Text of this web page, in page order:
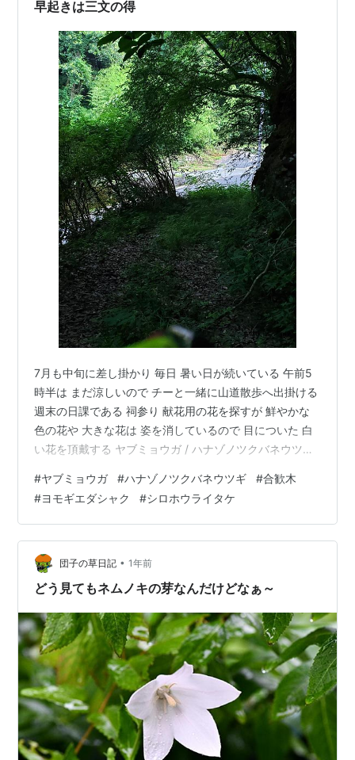
早起きは三文の得
7月も中旬に差し掛かり 毎日 暑い日が続いている 午前5
時半は まだ涼しいので チーと一緒に山道散歩へ出掛ける
週末の日課である 祠参り 献花用の花を探すが 鮮やかな
色の花や 大きな花は 姿を消しているので 目についた 白
い花を頂戴する ヤブミョウガ / ハナゾノツクバネウツギ
空中浮遊 合歓木の花 タネ明かしは 蜘蛛の糸？ 更に進む
と 今度は虫の空中浮遊 本当は薄緑色の幼虫 真っ直ぐ一
本の糸 タネ明かしは 此方の糸だろうか ヨモギエダシャ
クの幼虫のようだ 蜘蛛の糸は 時に幅広く 散り逝くもの
を 受け止める 深夜に降雨が有った 早朝 雨で…
#ヤブミョウガ #ハナゾノツクバネウツギ #合歓木
#ヨモギエダシャク #シロホウライタケ
団子の草日記 • 1年前
どう見てもネムノキの芽なんだけどなぁ～